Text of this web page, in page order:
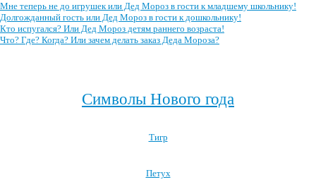
Мне теперь не до игрушек или Дед Мороз в гости к младшему школьнику!
Долгожданный гость или Дед Мороз в гости к дошкольнику!
Кто испугался? Или Дед Мороз детям раннего возраста!
Что? Где? Когда? Или зачем делать заказ Деда Мороза?
Символы Нового года
Тигр
Петух